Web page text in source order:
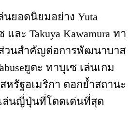
นยอดนิยมอย่าง Yuta
และ Takuya Kawamura ทา
วนสำคัญต่อการพัฒนาบาส
ยูตะ ทาบุเซ เล่นเกม
หรัฐอเมริกา ตอกย้ำสถานะ
ล่นญี่ปุ่นที่โดดเด่นที่สุด